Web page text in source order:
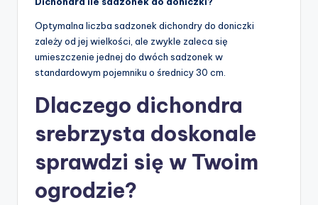
Optymalna liczba sadzonek dichondry do doniczki
zależy od jej wielkości, ale zwykle zaleca się
umieszczenie jednej do dwóch sadzonek w
standardowym pojemniku o średnicy 30 cm.
Dlaczego dichondra
srebrzysta doskonale
sprawdzi się w Twoim
ogrodzie?